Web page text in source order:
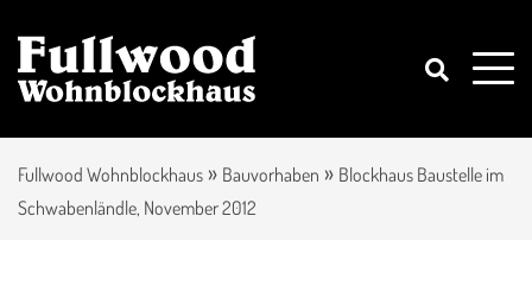
Fullwood Wohnblockhaus » Bauvorhaben » Blockhaus Baustelle im
Schwabenländle, November 2012